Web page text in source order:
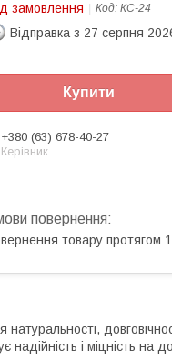
замовлення Код: КС-24
Відправка з 27 серпня
Купити
+380 (63) 678-40-27
Керівник
товару протягом
надійність і міцність на